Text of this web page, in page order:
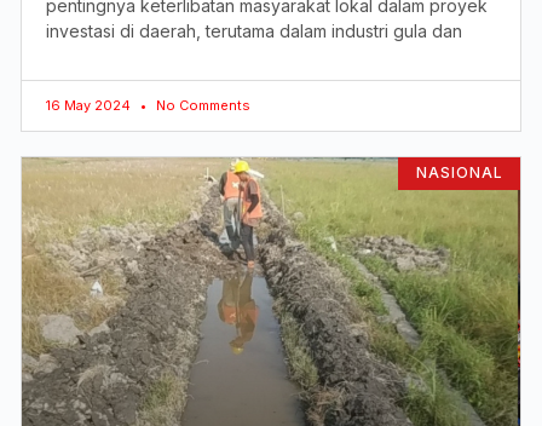
pentingnya keterlibatan masyarakat lokal dalam proyek
investasi di daerah, terutama dalam industri gula dan
16 May 2024 No Comments
NASIONAL